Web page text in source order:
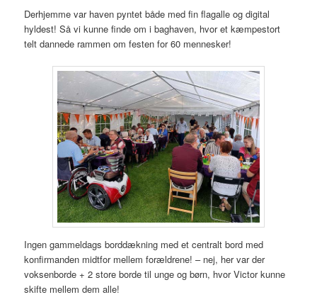
Derhjemme var haven pyntet både med fin flagalle og digital
hyldest! Så vi kunne finde om i baghaven, hvor et kæmpestort
telt dannede rammen om festen for 60 mennesker!
Ingen gammeldags borddækning med et centralt bord med
konfirmanden midtfor mellem forældrene! – nej, her var der
voksenborde + 2 store borde til unge og børn, hvor Victor kunne
skifte mellem dem alle!